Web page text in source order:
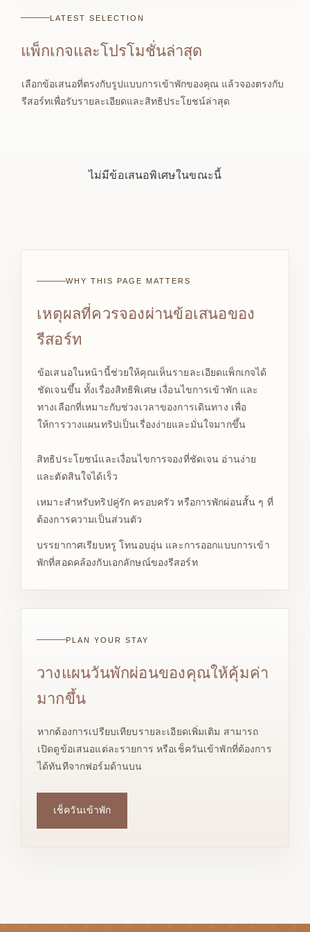
LATEST SELECTION
แพ็กเกจและโปรโมชั่นล่าสุด
เลือกข้อเสนอที่ตรงกับรูปแบบการเข้าพักของคุณ แล้วจองตรงกับ
รีสอร์ทเพื่อรับรายละเอียดและสิทธิประโยชน์ล่าสุด
ไม่มีข้อเสนอพิเศษในขณะนี้
WHY THIS PAGE MATTERS
เหตุผลที่ควรจองผ่านข้อเสนอของ
รีสอร์ท
ข้อเสนอในหน้านี้ช่วยให้คุณเห็นรายละเอียดแพ็กเกจได้
ชัดเจนขึ้น ทั้งเรื่องสิทธิพิเศษ เงื่อนไขการเข้าพัก และ
ทางเลือกที่เหมาะกับช่วงเวลาของการเดินทาง เพื่อ
ให้การวางแผนทริปเป็นเรื่องง่ายและมั่นใจมากขึ้น
สิทธิประโยชน์และเงื่อนไขการจองที่ชัดเจน อ่านง่าย
และตัดสินใจได้เร็ว
เหมาะสำหรับทริปคู่รัก ครอบครัว หรือการพักผ่อนสั้น ๆ ที่
ต้องการความเป็นส่วนตัว
บรรยากาศเรียบหรู โทนอบอุ่น และการออกแบบการเข้า
พักที่สอดคล้องกับเอกลักษณ์ของรีสอร์ท
PLAN YOUR STAY
วางแผนวันพักผ่อนของคุณให้คุ้มค่า
มากขึ้น
หากต้องการเปรียบเทียบรายละเอียดเพิ่มเติม สามารถ
เปิดดูข้อเสนอแต่ละรายการ หรือเช็ควันเข้าพักที่ต้องการ
ได้ทันทีจากฟอร์มด้านบน
เช็ควันเข้าพัก